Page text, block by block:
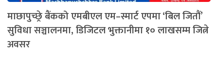
माछापुच्छ्रे बैंकको एमबीएल एम–स्मार्ट एपमा ‘बिल जितौं’
सुविधा सञ्चालनमा, डिजिटल भुक्तानीमा १० लाखसम्म जित्ने
अवसर